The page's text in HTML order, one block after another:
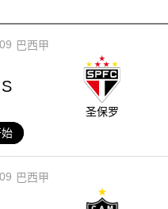
巴西甲
S
圣保罗
巴西甲